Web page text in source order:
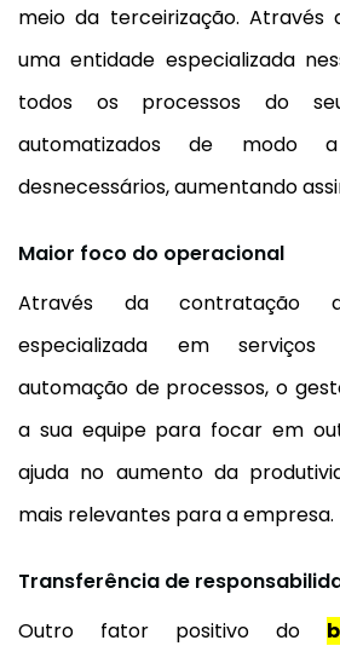
meio da terceirização.
uma entidade especializada
todos os processos do
automatizados de modo
desnecessários, aumentando
Maior foco do operacional
Através da contratação
especializada em serviços
automação de processos, o
a sua equipe para focar em
ajuda no aumento da
mais relevantes para a empresa.
Transferência de
Outro fator positivo do